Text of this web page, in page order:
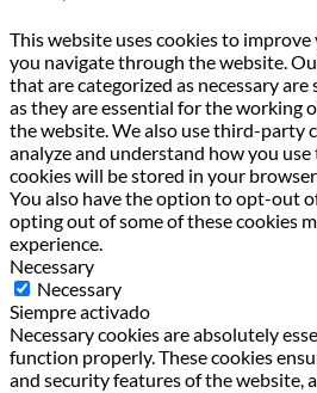
This website uses cookies to
you navigate through the website.
that are categorized as necessary
as they are essential for the working
the website. We also use third-party
analyze and understand how you use
cookies will be stored in your
You also have the option to opt-out
opting out of some of these cookies
experience.
Necessary
Necessary
Siempre activado
Necessary cookies are absolutely
function properly. These cookies
and security features of the website,